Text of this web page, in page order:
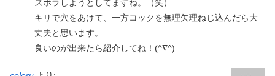
ズボラしようとしてますね。（笑）
キリで穴をあけて、一方コックを無理矢理ねじ込んだら大
丈夫と思います。
良いのが出来たら紹介してね！(^∇^)